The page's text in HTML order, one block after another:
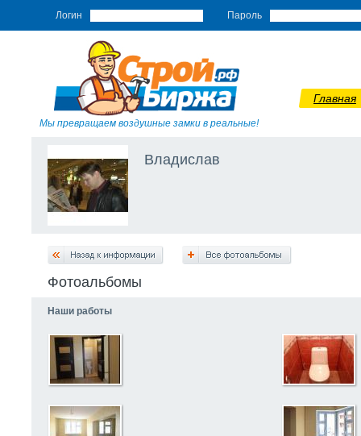
Логин Пароль
Мы превращаем воздушные замки в реальные!
Главная
Владислав
Фотоальбомы
Наши работы